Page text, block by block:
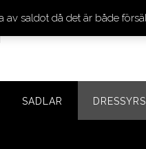
SADLAR
av saldot då det är både